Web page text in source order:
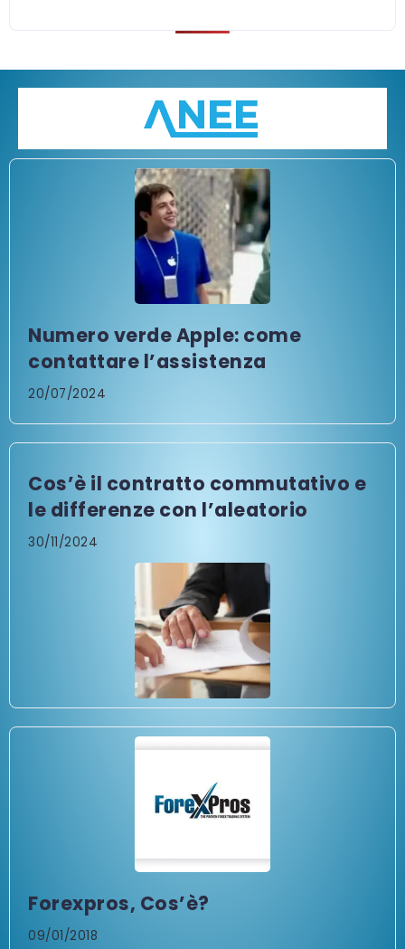
Numero verde Apple: come
contattare l’assistenza
20/07/2024
Cos’è il contratto commutativo e
le differenze con l’aleatorio
30/11/2024
Forexpros, Cos’è?
09/01/2018